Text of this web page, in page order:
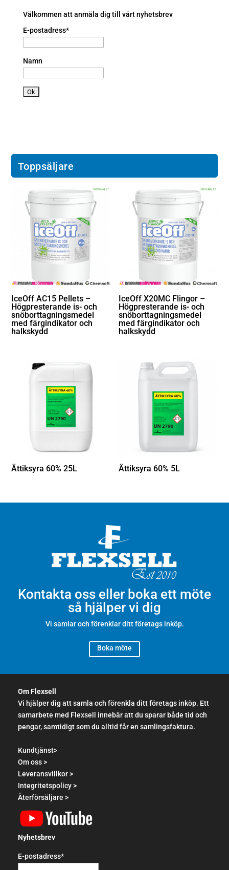
n
a
dr
oi
ic
o
n
Välkommen att anmäla dig till vårt nyhetsbrev
E-postadress*
Namn
Toppsäljare
IceOff AC15 Pellets –
Högpresterande is- och
snöborttagningsmedel
med färgindikator och
halkskydd
IceOff X20MC Flingor –
Högpresterande is- och
snöborttagningsmedel
med färgindikator och
halkskydd
Ättiksyra 60% 25L Ättiksyra 60% 5L
Kontakta oss eller boka ett möte
så hjälper vi dig
Vi samlar och förenklar ditt företags inköp.
Boka möte
Om Flexsell
Vi hjälper dig att samla och förenkla ditt företags inköp. Ett
samarbete med Flexsell innebär att du sparar både tid och
pengar, samtidigt som du alltid får en samlingsfaktura.
Kundtjänst>
Om oss >
Leveransvillkor >
Integritetspolicy >
Återförsäljare >
Nyhetsbrev
E-postadress*